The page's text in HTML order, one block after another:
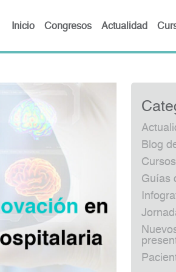
Inicio Congresos Actualidad
Blog
Cursos
Guías